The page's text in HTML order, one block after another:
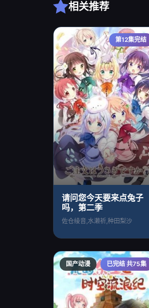
相关推荐
第12集完结
请问您今天要来点兔子
吗，第二季
佐仓绫音,水濑祈,种田梨沙
国产动漫 已完结 共75集